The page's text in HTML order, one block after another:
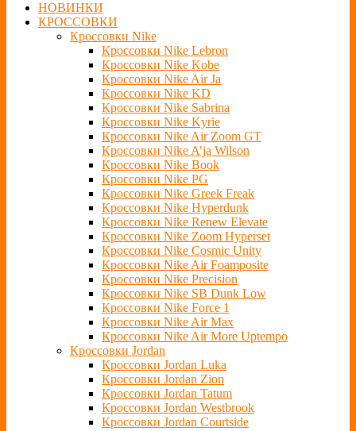
НОВИНКИ
КРОССОВКИ
Кроссовки Nike
Кроссовки Nike Lebron
Кроссовки Nike Kobe
Кроссовки Nike Air Ja
Кроссовки Nike KD
Кроссовки Nike Sabrina
Кроссовки Nike Kyrie
Кроссовки Nike Air Zoom GT
Кроссовки Nike A’ja Wilson
Кроссовки Nike Book
Кроссовки Nike PG
Кроссовки Nike Greek Freak
Кроссовки Nike Hyperdunk
Кроссовки Nike Renew Elevate
Кроссовки Nike Zoom Hyperset
Кроссовки Nike Cosmic Unity
Кроссовки Nike Air Foamposite
Кроссовки Nike Precision
Кроссовки Nike SB Dunk Low
Кроссовки Nike Force 1
Кроссовки Nike Air Max
Кроссовки Nike Air More Uptempo
Кроссовки Jordan
Кроссовки Jordan Luka
Кроссовки Jordan Zion
Кроссовки Jordan Tatum
Кроссовки Jordan Westbrook
Кроссовки Jordan Courtside